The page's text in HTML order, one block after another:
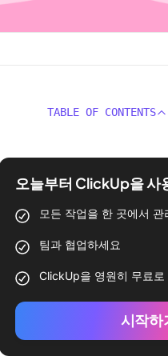
TABLE OF CONTENTS
오늘부터 ClickUp을 사
모든 작업을 한 곳에서 관
팀과 협업하세요
ClickUp을 영원히 무료로
시작하